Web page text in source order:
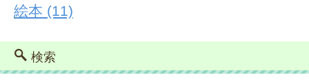
絵本 (11)
検索